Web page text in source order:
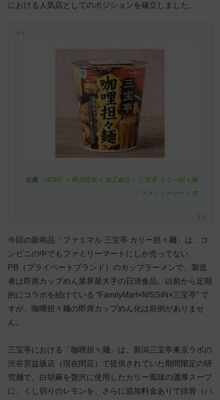
における人気店としてのポジションを確立しました。
出典：HOME > 商品情報 > 加工食品 > 三宝亭 カリー担々麺
｜ファミリーマート
今回の新商品「ファミマル 三宝亭 カリー担々麺」は、コ
ンビニの中でもファミリーマートにしか売ってない、
PB（プライベートブランド）のカップラーメンで、製造
者は即席カップめん業界最大手の日清食品。以前から定期
的にコラボを続けている “FamilyMart×NISSIN×三宝亭” で
すが、咖喱担々麺の即席カップめん化は前例がありませ
ん。
三宝亭における「咖喱担々麺」は、新潟三宝亭東京ラボの
渋谷宮益坂店（現在閉店）で提供されていた期間限定の研
究麺で、白胡麻を贅沢に使用したカリー風味の濃厚スープ
に、くし切りのレモンを、さらに追加料金ありで排骨（パ